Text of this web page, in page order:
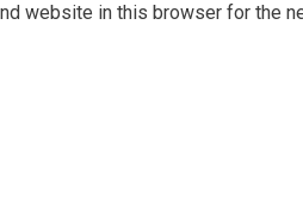
website in this browser for the